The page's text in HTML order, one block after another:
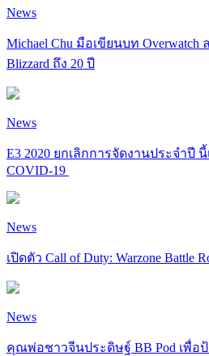
News
Michael Chu มือเขียนบท
Blizzard ถึง 20 ปี
News
E3 2020 ยกเลิกการจัดงานประจำปี
COVID-19
News
เปิดตัว Call of Duty: Warzone Battle
News
คุณพ่อชาวจีนประดิษฐ์ BB Pod เพื่อ